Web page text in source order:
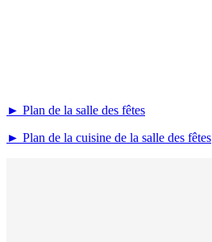
► Plan de la salle des fêtes
► Plan de la cuisine de la salle des fêtes